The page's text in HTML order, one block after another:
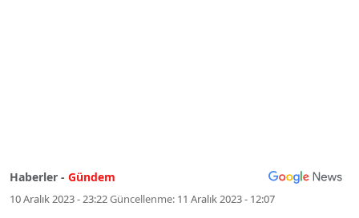
Haberler - Gündem
10 Aralık 2023 - 23:22Güncellenme: 11 Aralık 2023 - 12:07